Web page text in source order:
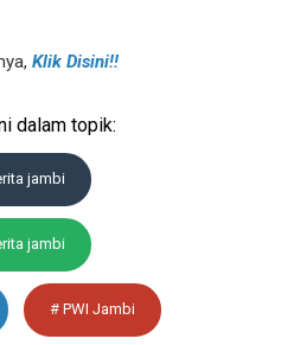
Klik Disini!!
dalam topik:
jambi
jambi
# PWI Jambi